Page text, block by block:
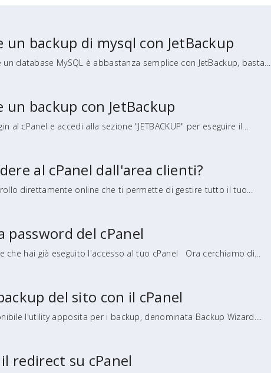
backup di mysql con JetBackup
database MySQL è abbastanza semplice con JetBackup, basta...
backup con JetBackup
al cPanel e accedi alla sezione "JETBACKUP" per eseguire il...
al cPanel dall'area clienti?
direttamente online che ti permette di gestire tutto il tuo...
password del cPanel
che hai già eseguito l'accesso al tuo cPanel Ora cerchiamo di...
del sito con il cPanel
l'utility apposita per i backup, denominata Backup Wizard....
redirect su cPanel